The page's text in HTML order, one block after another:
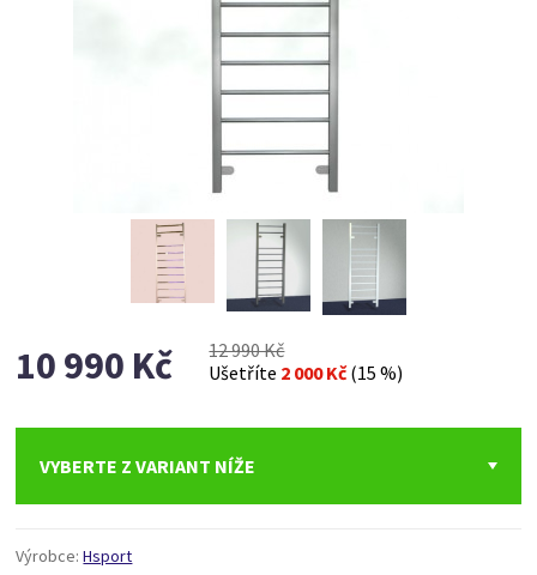
10 990 Kč
12 990 Kč
Ušetříte 2 000 Kč(15 %)
VYBERTE Z VARIANT NÍŽE
Výrobce: Hsport